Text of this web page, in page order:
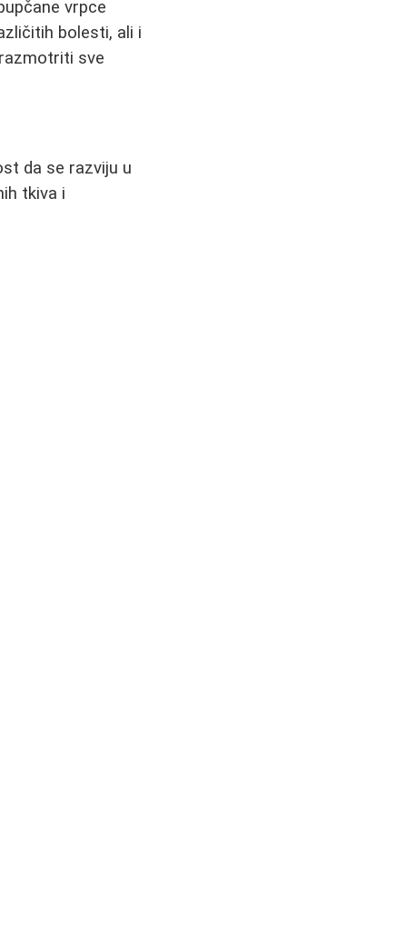
vrpce
bolesti, ali i
sve
da se razviju u
tkiva i